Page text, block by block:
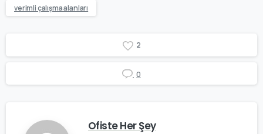
verimli çalışma alanları
2
0
Ofiste Her Şey